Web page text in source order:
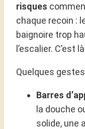
risques
chaque recoin :
baignoire trop
l’escalier. C’est
Quelques
Barres
la douche
solide, une